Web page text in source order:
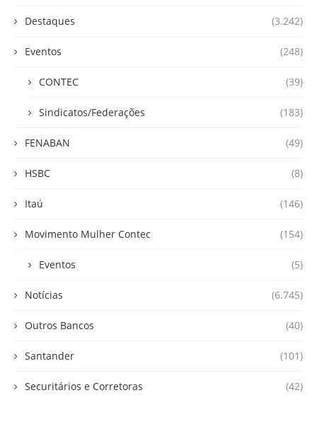
Destaques (3.242)
Eventos (248)
CONTEC (39)
Sindicatos/Federações (183)
FENABAN (49)
HSBC (8)
Itaú (146)
Movimento Mulher Contec (154)
Eventos (5)
Notícias (6.745)
Outros Bancos (40)
Santander (101)
Securitários e Corretoras (42)